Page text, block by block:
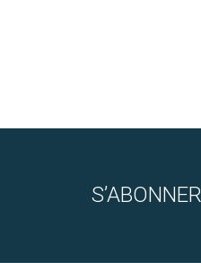
S’ABONNER